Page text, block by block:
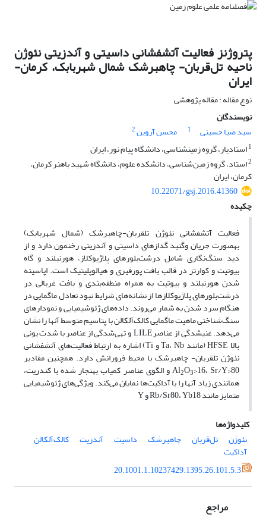
پتروژنز فعالیت آتشفشانی داسیتی و آندزیتی نئوژن
ناحیه تل‌قربان- چاه‎برشک شمال شهربابک، کرمان-
ایران
نوع مقاله : مقاله پژوهشی
نویسندگان
سید ضیا حسینی
1 محسن آروین2
1استادیار، گروه زمین‎شناسی، دانشگاه پیام نور، ایران
2استاد، گروه زمین‌شناسی، دانشکده علوم، دانشگاه شهید باهنر کرمان،
کرمان، ایران
10.22071/gsj.2016.41360
چکیده
فعالیت آتشفشانی نئوژن تل‎قربان-چاه‎برشک (شمال شهربابک)
به‎صورت جریان وگنبد گدازه‎ای داسیتی و آندزیتی رخنمون دارد و از
دید سنگ‌نگاری شامل درشت‌بلورهای پلاژیوکلاز، هورنبلند و گاه
بیوتیت و کوارتز در قالب بافت پورفیری و هیالوپلیتیک است. اپاسیته
شدن هورنبلند و بیوتیت به همراه منطقه‌بندی و بافت غربالی در
درشت‌بلورهای پلاژیوکلازها از نشانه‌های شرایط نبود تعادل ماگمایی در
هنگام سرد شدن به شمار می‌روند. داده‌های ژئوشیمیایی و نمودارهای
سنگ‌شناختی ماهیت ماگمایی کالک‌آلکالن با پتاسیم متوسط آنها را نشان
می‌دهد. غنی‎شدگی از عناصرLILE و تهی‎‌شدگی از عناصر با شدت یونی
بالا HFSE (مانند Ta، Nb و Ti) اشاره به ارتباط فعالیت‌های آتشفشانی
نئوژن تل‎قربان- چاه‎برشک با محیط فرورانش دارد. همچنین مقادیر
Al2O3 >16، Sr/Y>80 و الگوی عناصر کمیاب بهنجار شده با کندریت،
همانندی زیاد آنها را با آداکیت‌ها نمایان می‌کند. ویژگی‌های ژئوشیمیایی
متمایز مانند Rb/Sr80، Yb18 و Y
کلیدواژه‌ها
نئوژن
تل‌قربان چاه‎برشک داسیت آندزیت کالک‌آلکالن
آداکیت
20.1001.1.10237429.1395.26.101.5.3
مراجع